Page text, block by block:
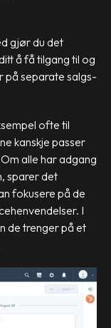
gjør du det
å få tilgang til og
på separate salgs-
ofte til
kanskje passer
alle har adgang
sparer det
fokusere på de
I
de trenger på et